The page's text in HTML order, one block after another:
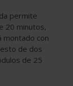
permite
20 minutos,
montado con
de dos
de 25